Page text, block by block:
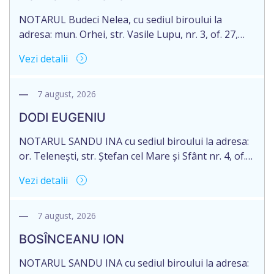
moștenitor este planificată în prealabil pentru […]
NOTARUL Budeci Nelea, cu sediul biroului la
adresa: mun. Orhei, str. Vasile Lupu, nr. 3, of. 27,
în urma decesului cet. TULBURI GHEORGHE,
decedat/ă la 16 mai 2026. Eliberarea certificatului de
de 16.05.2027 termenul de opțiune pentru
acceptarea […]
Vezi detalii
7 august, 2026
DODI EUGENIU
NOTARUL SANDU INA cu sediul biroului la adresa:
or. Telenești, str. Ștefan cel Mare și Sfânt nr. 4, of.
succesorale în urma decesului cet. DODI EUGENIU,
2003035009604, decedat/ă la data de 12.01.2026
/doisprezece ianuarie anul două mii douăzeci și
șase/. Eliberarea certificatului de moștenitor este
[…]
Vezi detalii
7 august, 2026
BOSÎNCEANU ION
NOTARUL SANDU INA cu sediul biroului la adresa: